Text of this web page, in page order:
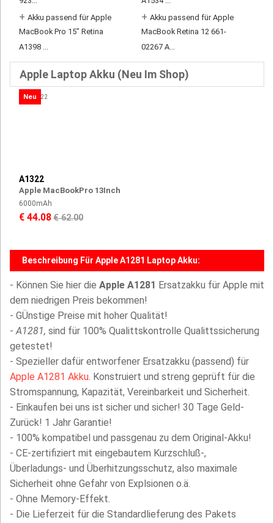
+ Akku passend für Apple
MacBook Pro 15" Retina
A1398 ...
+ Akku passend für Apple
MacBook Retina 12 661-
02267 A...
Apple Laptop Akku (Neu Im Shop)
Neu
A1322
Apple MacBookPro 13Inch
6000mAh
€ 44.08€ 62.00
Beschreibung Für Apple A1281 Laptop Akku:
- Können Sie hier die Apple A1281 Ersatzakku für Apple mit
dem niedrigen Preis bekommen!
- GÜnstige Preise mit hoher Qualität!
-A1281, sind für 100% Qualittskontrolle Qualittssicherung
getestet!
- Spezieller dafür entworfener Ersatzakku (passend) für
Apple A1281 Akku. Konstruiert und streng geprüft für die
Stromspannung, Kapazität, Vereinbarkeit und Sicherheit.
- Einkaufen bei uns ist sicher und sicher! 30 Tage Geld-
Zurück! 1 Jahr Garantie!
- 100% kompatibel und passgenau zu dem Original-Akku!
- CE-zertifiziert mit eingebautem Kurzschluß-,
Überladungs- und Überhitzungsschutz, also maximale
Sicherheit ohne Gefahr von Explsionen o.ä.
- Ohne Memory-Effekt.
- Die Lieferzeit für die Standardlieferung des Pakets